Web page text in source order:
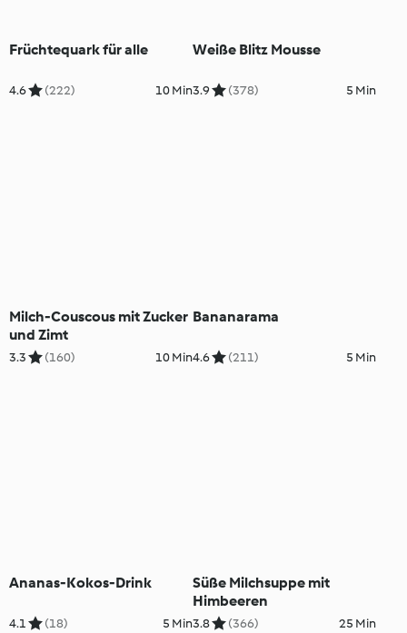
Früchtequark für alle
4.6 (222) 10 Min
Weiße Blitz Mousse
3.9 (378) 5 Min
Milch-Couscous mit Zucker
und Zimt
3.3 (160) 10 Min
Bananarama
4.6 (211) 5 Min
Ananas-Kokos-Drink
4.1 (18) 5 Min
Süße Milchsuppe mit
Himbeeren
3.8 (366) 25 Min